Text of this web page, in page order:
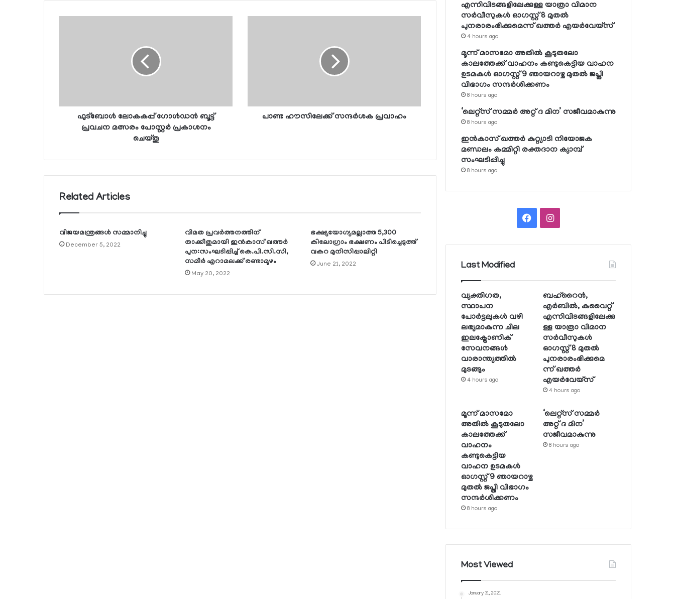
ഫുട്ബോള്‍ ലോകകപ്പ് ഗോള്‍ഡന്‍ ബൂട്ട്
പ്രവചന മത്സരം പോസ്റ്റര്‍ പ്രകാശനം
ചെയ്തു
പാണ്ട ഹൗസിലേക്ക് സന്ദര്‍ശക പ്രവാഹം
Related Articles
വിജയമന്ത്രങ്ങള്‍ സമ്മാനിച്ചു
December 5, 2022
വിമത പ്രവര്‍ത്തനത്തിന്
താക്കീതുമായി ഇന്‍കാസ് ഖത്തര്‍
പുന:സംഘടിപ്പിച്ച് കെ.പി.സി.സി,
സമീര്‍ എറാമലക്ക് രണ്ടാമൂഴം
May 20, 2022
ഭക്ഷ്യയോഗ്യമല്ലാത്ത 5,300
കിലോഗ്രാം ഭക്ഷണം പിടിച്ചെടുത്ത്
വകറ മുനിസിപ്പാലിറ്റി
June 21, 2022
എന്നിവിടങ്ങളിലേക്കുള്ള യാത്രാ വിമാന
സര്‍വീസുകള്‍ ഓഗസ്റ്റ് 8 മുതല്‍
പുനരാരംഭിക്കുമെന്ന് ഖത്തര്‍ എയര്‍വേയ്സ്
4 hours ago
മൂന്ന് മാസമോ അതില്‍ കൂടുതലോ
കാലത്തേക്ക് വാഹനം കണ്ടുകെട്ടിയ വാഹന
ഉടമകള്‍ ഓഗസ്റ്റ് 9 ഞായറാഴ്ച മുതല്‍ ജപ്തി
വിഭാഗം സന്ദര്‍ശിക്കണം
8 hours ago
‘ലെറ്റ്‌സ് സമ്മര്‍ അറ്റ് ദ മിന’ സജീവമാകുന്നു
8 hours ago
ഇന്‍കാസ് ഖത്തര്‍ കുറ്റ്യാടി നിയോജക
മണ്ഡലം കമ്മിറ്റി രക്തദാന ക്യാമ്പ്
സംഘടിപ്പിച്ചു
8 hours ago
FacebookInstagram
Last Modified
വ്യക്തിഗത,
സ്ഥാപന
പോര്‍ട്ടലുകള്‍ വഴി
ലഭ്യമാകുന്ന ചില
ഇലക്ട്രോണിക്
സേവനങ്ങള്‍
വാരാന്ത്യത്തില്‍
മുടങ്ങും
4 hours ago
ബഹ്റൈന്‍,
എര്‍ബില്‍, കുവൈറ്റ്
എന്നിവിടങ്ങളിലേക്കു
ള്ള യാത്രാ വിമാന
സര്‍വീസുകള്‍
ഓഗസ്റ്റ് 8 മുതല്‍
പുനരാരംഭിക്കുമെ
ന്ന് ഖത്തര്‍
എയര്‍വേയ്സ്
4 hours ago
മൂന്ന് മാസമോ
അതില്‍ കൂടുതലോ
കാലത്തേക്ക്
വാഹനം
കണ്ടുകെട്ടിയ
വാഹന ഉടമകള്‍
ഓഗസ്റ്റ് 9 ഞായറാഴ്ച
മുതല്‍ ജപ്തി വിഭാഗം
സന്ദര്‍ശിക്കണം
8 hours ago
‘ലെറ്റ്‌സ് സമ്മര്‍
അറ്റ് ദ മിന’
സജീവമാകുന്നു
8 hours ago
Most Viewed
January 31, 2021